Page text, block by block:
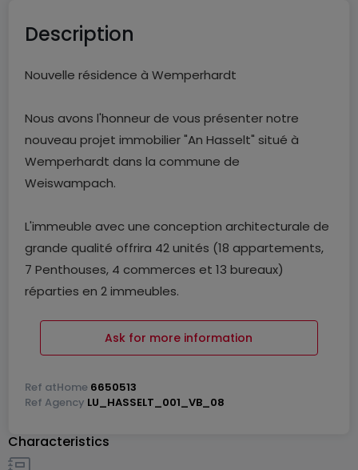
Description
Nouvelle résidence à Wemperhardt
Nous avons l'honneur de vous présenter notre
nouveau projet immobilier "An Hasselt" situé à
Wemperhardt dans la commune de
Weiswampach.
L'immeuble avec une conception architecturale de
grande qualité offrira 42 unités (18 appartements,
7 Penthouses, 4 commerces et 13 bureaux)
réparties en 2 immeubles.
Le bureau 08 aménagé de 108,84 m² é se compose
comme suit:
cuisine 8,33 m² - sanitaire 3,26 m² - sanitaire 5,14 m²
Une cave de 16,96 m² complètent le projet. Si vous
le souhaitez, vous pouvez acheter des places de
Ask for more information
Ref atHome 6650513
Ref Agency LU_HASSELT_001_VB_08
Characteristics